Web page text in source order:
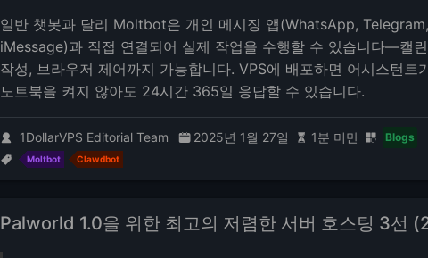
일반 챗봇과 달리 Moltbot은 개인 메시징 앱(WhatsApp,
iMessage)과 직접 연결되어 실제 작업을 수행할 수 있습니다—캘
작성, 브라우저 제어까지 가능합니다. VPS에 배포하면 어시스턴트
노트북을 켜지 않아도 24시간 365일 응답할 수 있습니다.
1DollarVPS Editorial Team 2025년 1월 27일 1분 미만 Blogs
Moltbot Clawdbot
Palworld 1.0을 위한 최고의 저렴한 서버 호스팅 3선